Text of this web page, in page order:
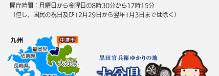
開庁時間：月曜日から金曜日の8時30分から17時15分
（但し、国民の祝日及び12月29日から翌年1月3日までは除く）